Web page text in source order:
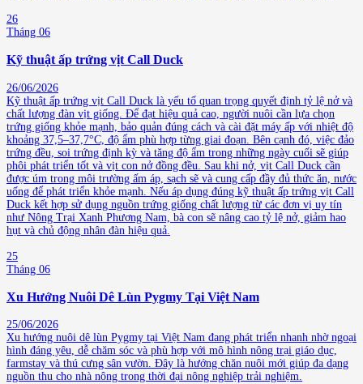
26
Tháng 06
Kỹ thuật ấp trứng vịt Call Duck
26/06/2026
Kỹ thuật ấp trứng vịt Call Duck là yếu tố quan trọng quyết định tỷ lệ nở và
chất lượng đàn vịt giống. Để đạt hiệu quả cao, người nuôi cần lựa chọn
trứng giống khỏe mạnh, bảo quản đúng cách và cài đặt máy ấp với nhiệt độ
khoảng 37,5–37,7°C, độ ẩm phù hợp từng giai đoạn. Bên cạnh đó, việc đảo
trứng đều, soi trứng định kỳ và tăng độ ẩm trong những ngày cuối sẽ giúp
phôi phát triển tốt và vịt con nở đồng đều. Sau khi nở, vịt Call Duck cần
được úm trong môi trường ấm áp, sạch sẽ và cung cấp đầy đủ thức ăn, nước
uống để phát triển khỏe mạnh. Nếu áp dụng đúng kỹ thuật ấp trứng vịt Call
Duck kết hợp sử dụng nguồn trứng giống chất lượng từ các đơn vị uy tín
như Nông Trại Xanh Phương Nam, bà con sẽ nâng cao tỷ lệ nở, giảm hao
hụt và chủ động nhân đàn hiệu quả.
25
Tháng 06
Xu Hướng Nuôi Dê Lùn Pygmy Tại Việt Nam
25/06/2026
Xu hướng nuôi dê lùn Pygmy tại Việt Nam đang phát triển nhanh nhờ ngoại
hình đáng yêu, dễ chăm sóc và phù hợp với mô hình nông trại giáo dục,
farmstay và thú cưng sân vườn. Đây là hướng chăn nuôi mới giúp đa dạng
nguồn thu cho nhà nông trong thời đại nông nghiệp trải nghiệm.